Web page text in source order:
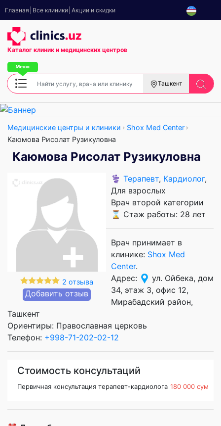
Главная Все клиники Акции и скидки
Каталог клиник и медицинских центров
Ташкент
Медицинские центры и клиники
Shox Med Center
Каюмова Рисолат Рузикуловна
Каюмова Рисолат Рузикуловна
2 отзыва
Добавить отзыв
⚕️ Терапевт, Кардиолог,
Для взрослых
Врач второй категории
⌛ Стаж работы: 28 лет
Врач принимает в
клинике: Shox Med
Center.
Адрес:
ул. Ойбека, дом
34, этаж 3, офис 12,
Мирабадский район,
Ташкент
Ориентиры: Православная церковь
Телефон: +998-71-202-02-12
Стоимость консультаций
Первичная консультация терапевт-кардиолога 180 000 сум